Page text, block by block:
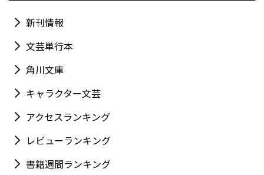
新刊情報
文芸単行本
角川文庫
キャラクター文芸
アクセスランキング
レビューランキング
書籍週間ランキング